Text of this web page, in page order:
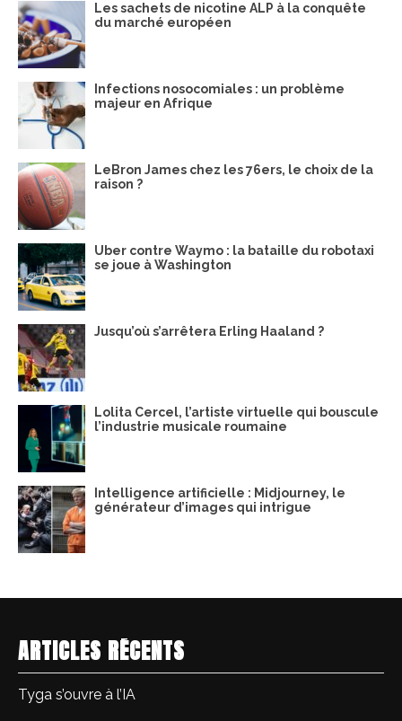
Les sachets de nicotine ALP à la conquête
du marché européen
Infections nosocomiales : un problème
majeur en Afrique
LeBron James chez les 76ers, le choix de la
raison ?
Uber contre Waymo : la bataille du robotaxi
se joue à Washington
Jusqu’où s’arrêtera Erling Haaland ?
Lolita Cercel, l’artiste virtuelle qui bouscule
l’industrie musicale roumaine
Intelligence artificielle : Midjourney, le
générateur d’images qui intrigue
ARTICLES RÉCENTS
Tyga s’ouvre à l’IA